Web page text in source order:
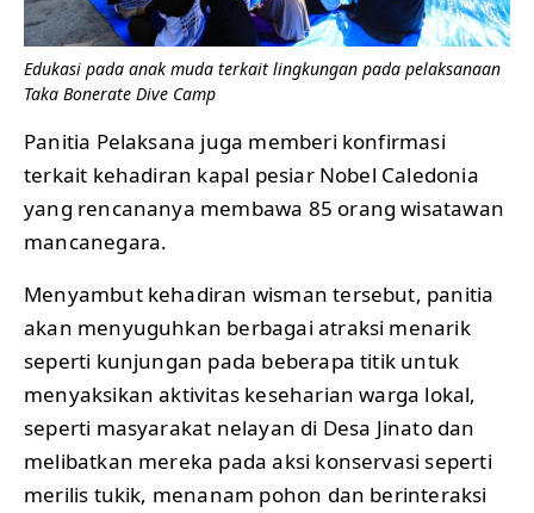
Edukasi pada anak muda terkait lingkungan pada pelaksanaan
Taka Bonerate Dive Camp
Panitia Pelaksana juga memberi konfirmasi
terkait kehadiran kapal pesiar Nobel Caledonia
yang rencananya membawa 85 orang wisatawan
mancanegara.
Menyambut kehadiran wisman tersebut, panitia
akan menyuguhkan berbagai atraksi menarik
seperti kunjungan pada beberapa titik untuk
menyaksikan aktivitas keseharian warga lokal,
seperti masyarakat nelayan di Desa Jinato dan
melibatkan mereka pada aksi konservasi seperti
merilis tukik, menanam pohon dan berinteraksi